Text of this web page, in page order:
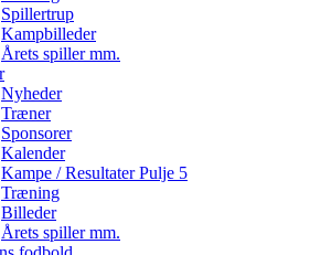
Spillertrup
Kampbilleder
Årets spiller mm.
Nyheder
Træner
Sponsorer
Kalender
Kampe / Resultater Pulje 5
Træning
Billeder
Årets spiller mm.